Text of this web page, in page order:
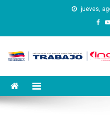
jueves,
Instituto